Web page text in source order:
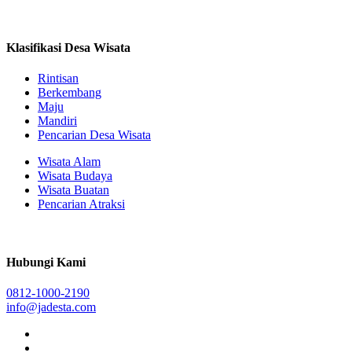
Klasifikasi Desa Wisata
Rintisan
Berkembang
Maju
Mandiri
Pencarian Desa Wisata
Wisata Alam
Wisata Budaya
Wisata Buatan
Pencarian Atraksi
Hubungi Kami
0812-1000-2190
info@jadesta.com